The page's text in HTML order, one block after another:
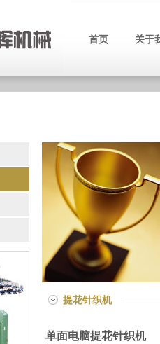
首页 关于
提花针织机
单面电脑提花针织机